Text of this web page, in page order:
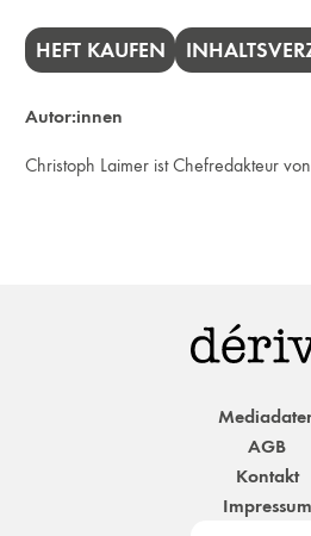
HEFT KAUFEN
Autor:innen
Christoph Laimer ist Chefredakteur
AGB
Kontakt
Impressum